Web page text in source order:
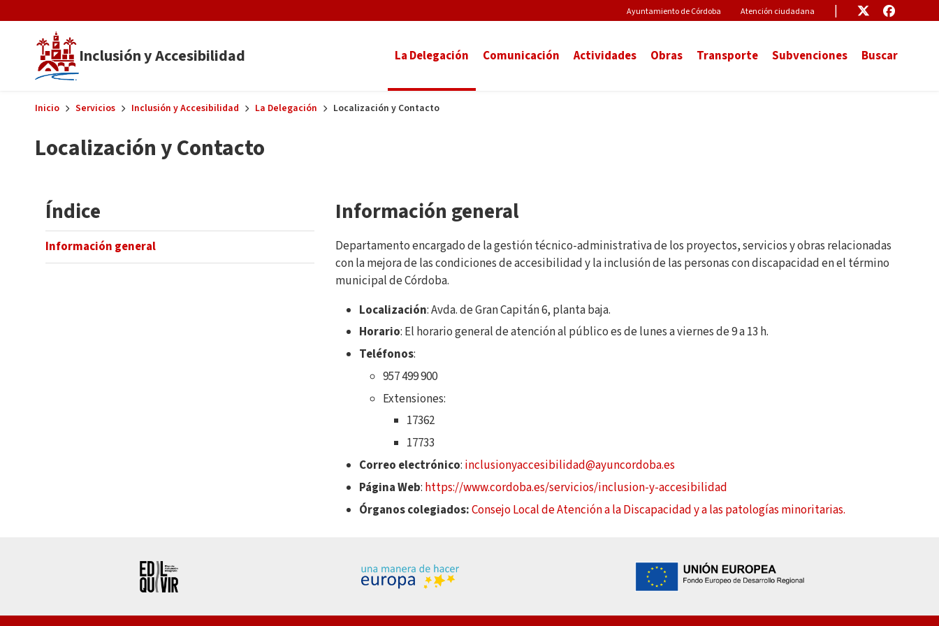
Pre-Header Microsite
Ayuntamiento de Córdoba Atención ciudadana EnlaceEnlace
Inclusión y Accesibilidad La Delegación Comunicación Actividades Obras Transporte Subvenciones Buscar
Inicio Servicios Inclusión y Accesibilidad La Delegación Localización y Contacto
Localización y Contacto
Índice
Información general
Información general
Departamento encargado de la gestión técnico-administrativa de los proyectos, servicios y obras relacionadas
con la mejora de las condiciones de accesibilidad y la inclusión de las personas con discapacidad en el término
municipal de Córdoba.
Localización: Avda. de Gran Capitán 6, planta baja.
Horario: El horario general de atención al público es de lunes a viernes de 9 a 13 h.
Teléfonos:
957 499 900
Extensiones:
17362
17733
Correo electrónico: inclusionyaccesibilidad@ayuncordoba.es
Página Web: https://www.cordoba.es/servicios/inclusion-y-accesibilidad
Órganos colegiados:Consejo Local de Atención a la Discapacidad y a las patologías minoritarias.